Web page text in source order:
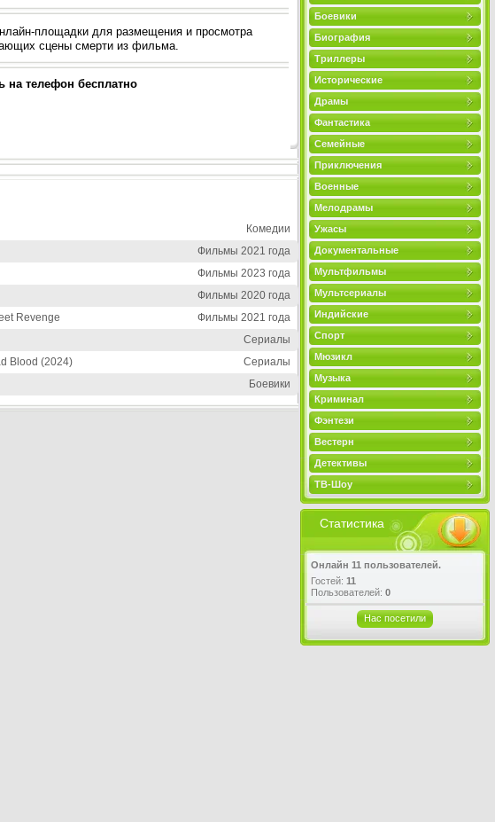
Боевики
Биография
Триллеры
Исторические
Драмы
Фантастика
Семейные
Приключения
Военные
Мелодрамы
Ужасы
Документальные
Мультфильмы
Мультсериалы
Индийские
Спорт
Мюзикл
Музыка
Криминал
Фэнтези
Вестерн
Детективы
ТВ-Шоу
Статистика
Онлайн 11 пользователей.
Гостей: 11
Пользователей: 0
Нас посетили
площадки для размещения и просмотра
сцены смерти из фильма.
на телефон бесплатно
Комедии
Фильмы 2021 года
Фильмы 2023 года
Фильмы 2020 года
Revenge
Фильмы 2021 года
Сериалы
Blood (2024)
Сериалы
Боевики